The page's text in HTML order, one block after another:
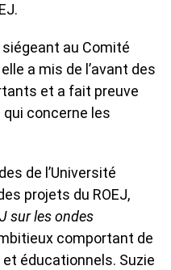
siégeant au Comité
a mis de l’avant des
et a fait preuve
qui concerne les
de l’Université
projets du ROEJ,
sur les ondes
comportant de
éducationnels. Suzie